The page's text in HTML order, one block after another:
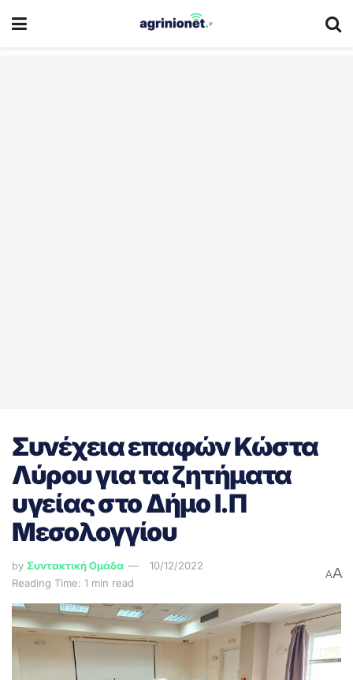
Συνέχεια επαφών Κώστα
Λύρου για τα ζητήματα
υγείας στο Δήμο Ι.Π
Μεσολογγίου
by Συντακτική Ομάδα
10/12/2022
Reading Time: 1 min read
AA